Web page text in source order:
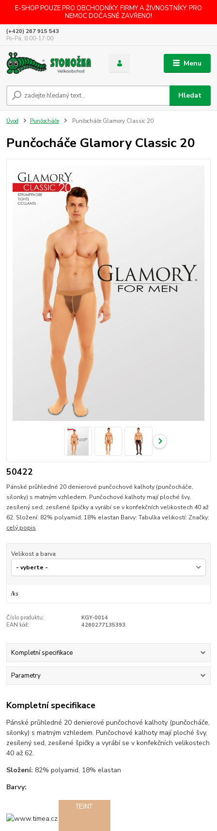
E-SHOP POUZE PRO OBCHODNÍKY, FIRMY A ŽIVNOSTNÍKY. PRO
NEMOC DOČASNĚ ZAVŘENO!
Menu
Hledat
(+420) 267 915 543
Po-Pá, 8:00-17:00
Úvod Punčocháče Punčocháče Glamory Classic 20
Punčocháče Glamory Classic 20
50422
Pánské průhledné 20 denierové punčochové kalhoty (punčocháče,
silonky) s matným vzhledem. Punčochové kalhoty mají ploché švy,
zesílený sed, zesílené špičky a vyrábí se v konfekčních velikostech 40 až
62. Složení: 82% polyamid, 18% elastan Barvy: Tabulka velikostí: Značky:
celý popis
Velikost a barva
/ks
Číslo produktu:
KGY-0014
EAN kód:
4260277135393
Kompletní specifikace
Parametry
Kompletní specifikace
Pánské průhledné 20 denierové punčochové kalhoty (punčocháče,
silonky) s matným vzhledem. Punčochové kalhoty mají ploché švy,
zesílený sed, zesílené špičky a vyrábí se v konfekčních velikostech
40 až 62.
Složení: 82% polyamid, 18% elastan
Barvy: